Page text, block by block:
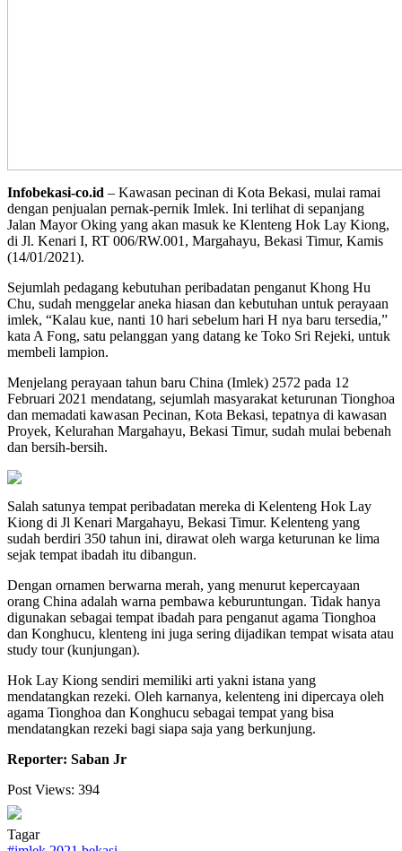
Infobekasi-co.id – Kawasan pecinan di Kota Bekasi, mulai ramai
dengan penjualan pernak-pernik Imlek. Ini terlihat di sepanjang
Jalan Mayor Oking yang akan masuk ke Klenteng Hok Lay Kiong,
di Jl. Kenari I, RT 006/RW.001, Margahayu, Bekasi Timur, Kamis
(14/01/2021).
Sejumlah pedagang kebutuhan peribadatan penganut Khong Hu
Chu, sudah menggelar aneka hiasan dan kebutuhan untuk perayaan
imlek, “Kalau kue, nanti 10 hari sebelum hari H nya baru tersedia,”
kata A Fong, satu pelanggan yang datang ke Toko Sri Rejeki, untuk
membeli lampion.
Menjelang perayaan tahun baru China (Imlek) 2572 pada 12
Februari 2021 mendatang, sejumlah masyarakat keturunan Tionghoa
dan memadati kawasan Pecinan, Kota Bekasi, tepatnya di kawasan
Proyek, Kelurahan Margahayu, Bekasi Timur, sudah mulai bebenah
dan bersih-bersih.
Salah satunya tempat peribadatan mereka di Kelenteng Hok Lay
Kiong di Jl Kenari Margahayu, Bekasi Timur. Kelenteng yang
sudah berdiri 350 tahun ini, dirawat oleh warga keturunan ke lima
sejak tempat ibadah itu dibangun.
Dengan ornamen berwarna merah, yang menurut kepercayaan
orang China adalah warna pembawa keburuntungan. Tidak hanya
digunakan sebagai tempat ibadah para penganut agama Tionghoa
dan Konghucu, klenteng ini juga sering dijadikan tempat wisata atau
study tour (kunjungan).
Hok Lay Kiong sendiri memiliki arti yakni istana yang
mendatangkan rezeki. Oleh karnanya, kelenteng ini dipercaya oleh
agama Tionghoa dan Konghucu sebagai tempat yang bisa
mendatangkan rezeki bagi siapa saja yang berkunjung.
Reporter: Saban Jr
Post Views: 394
Tagar